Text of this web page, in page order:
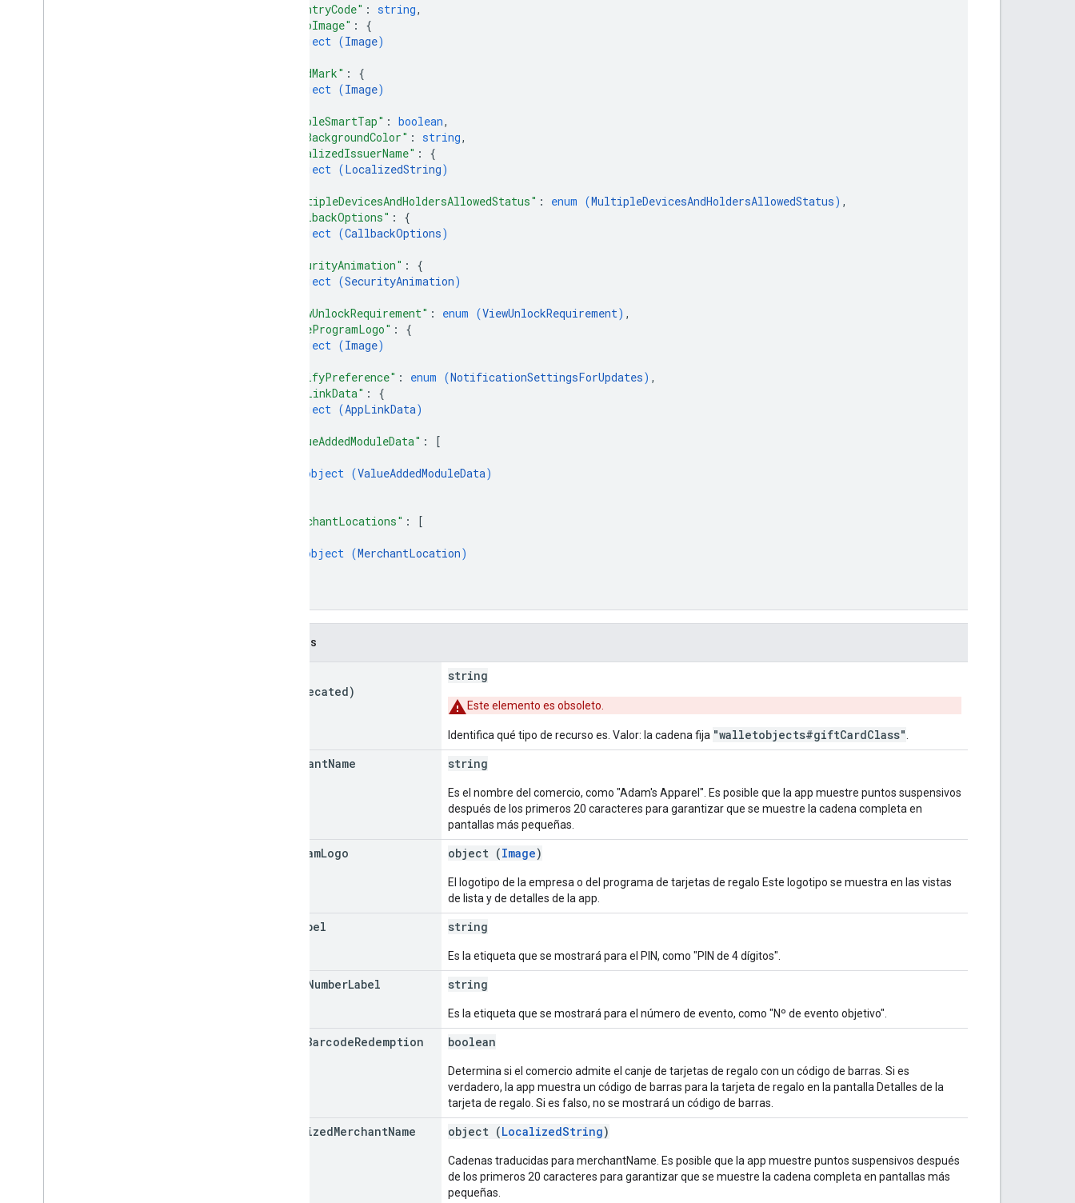
"countryCode" : string,
"heroImage" : {
object (Image)
"wordMark" : {
object (Image)
"enableSmartTap" : boolean,
"hexBackgroundColor" : string,
"localizedIssuerName" : {
object (LocalizedString)
"multipleDevicesAndHoldersAllowedStatus" : enum (MultipleDevicesAndHoldersAllowedStatus) ,
"callbackOptions" : {
object (CallbackOptions)
"securityAnimation" : {
object (SecurityAnimation)
"viewUnlockRequirement" : enum (ViewUnlockRequirement) ,
"wideProgramLogo" : {
object (Image)
"notifyPreference" : enum (NotificationSettingsForUpdates) ,
"appLinkData" : {
object (AppLinkData)
"valueAddedModuleData" :
[
object (ValueAddedModuleData)
"merchantLocations" :
[
object (MerchantLocation)
Campos
(deprecated)
string
Este elemento es obsoleto.
Identifica qué tipo de recurso es. Valor: la cadena fija "walletobjects#giftCardClass"
merchantName string
Es el nombre del comercio, como "Adam's Apparel". Es posible que la app muestre puntos suspensivos
después de los primeros 20 caracteres para garantizar que se muestre la cadena completa en
pantallas más pequeñas.
programLogo object (Image)
El logotipo de la empresa o del programa de tarjetas de regalo Este logotipo se muestra en las vistas
de lista y de detalles de la app.
Label string
Es la etiqueta que se mostrará para el PIN, como "PIN de 4 dígitos".
NumberLabel string
Es la etiqueta que se mostrará para el número de evento, como "Nº de evento objetivo".
BarcodeRedemption boolean
Determina si el comercio admite el canje de tarjetas de regalo con un código de barras. Si es
verdadero, la app muestra un código de barras para la tarjeta de regalo en la pantalla Detalles de la
tarjeta de regalo. Si es falso, no se mostrará un código de barras.
localizedMerchantName object (LocalizedString)
Cadenas traducidas para merchantName. Es posible que la app muestre puntos suspensivos después
de los primeros 20 caracteres para garantizar que se muestre la cadena completa en pantallas más
pequeñas.